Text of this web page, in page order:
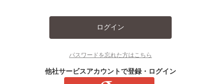
ログイン
パスワードを忘れた方はこちら
他社サービスアカウントで登録・ログイン